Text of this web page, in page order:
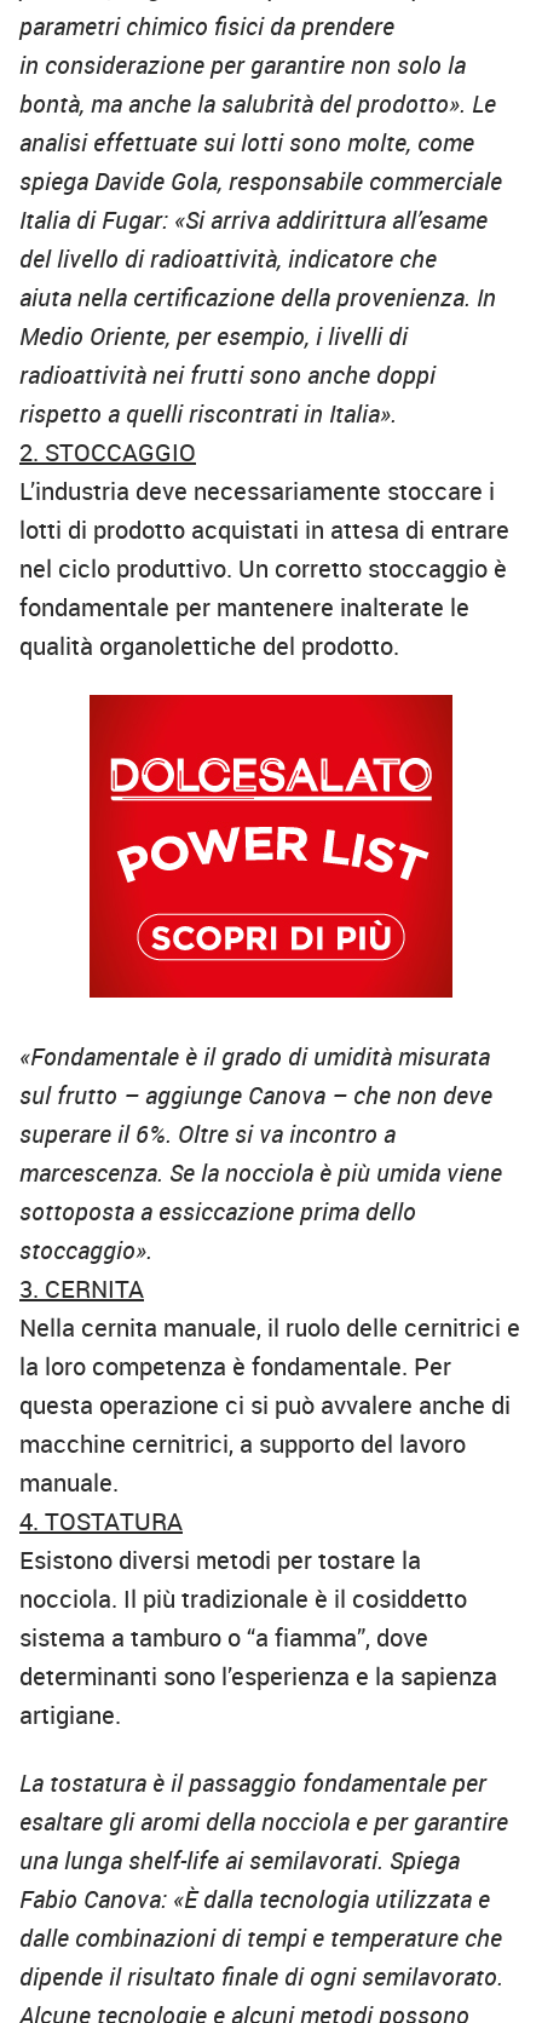
parametri chimico fisici da prendere
in considerazione per garantire non solo la
bontà, ma anche la salubrità del prodotto». Le
analisi effettuate sui lottisono molte, come
spiega Davide Gola, responsabile commerciale
Italia di Fugar: «Si arriva addirittura all’esame
del livello di radioattività, indicatore che
aiuta nella certificazione della provenienza. In
Medio Oriente, per esempio, i livelli di
radioattività nei frutti sono anche doppi
rispetto a quelli riscontrati in Italia».
2. STOCCAGGIO
L’industria deve necessariamente stoccare i
lotti di prodotto acquistati in attesa di entrare
nel ciclo produttivo. Un corretto stoccaggio è
fondamentale per mantenere inalterate le
qualità organolettiche del prodotto.
«Fondamentale è il grado di umidità misurata
sul frutto – aggiunge Canova – che non deve
superare il 6%. Oltre si va incontro a
marcescenza. Se la nocciola è più umida viene
sottoposta a essiccazione prima dello
stoccaggio».
3. CERNITA
Nella cernita manuale, il ruolo delle cernitrici e
la loro competenza è fondamentale. Per
questa operazione ci si può avvalere anche di
macchine cernitrici, a supporto del lavoro
manuale.
4. TOSTATURA
Esistono diversi metodi per tostare la
nocciola. Il più tradizionale è il cosiddetto
sistema a tamburo o “a fiamma”, dove
determinanti sono l’esperienza e la sapienza
artigiane.
La tostatura è il passaggio fondamentale per
esaltare gli aromi della nocciola e per garantire
una lunga shelf-life ai semilavorati. Spiega
Fabio Canova: «È dalla tecnologia utilizzata e
dalle combinazioni di tempi e temperature che
dipende il risultato finale di ogni semilavorato.
Alcune tecnologie e alcuni metodi possono